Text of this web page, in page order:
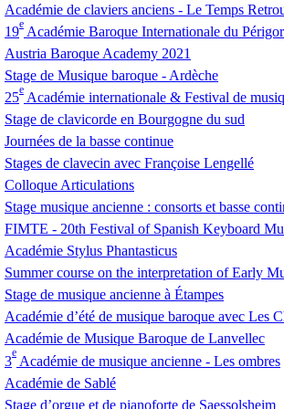
Académie de claviers anciens - Le Temps
19
e
Académie Baroque Internationale du
Austria Baroque Academy 2021
Stage de Musique baroque - Ardèche
25
e
Académie internationale & Festival de
Stage de clavicorde en Bourgogne du sud
Journées de la basse continue
Stages de clavecin avec Françoise Lengellé
Colloque Articulations
Stage musique ancienne : consorts et basse
FIMTE - 20th Festival of Spanish Keyboard
Académie Stylus Phantasticus
Summer course on the interpretation of Early
Stage de musique ancienne à Étampes
Académie d’été de musique baroque avec Les
Académie de Musique Baroque de Lanvellec
3
e
Académie de musique ancienne - Les ombres
Académie de Sablé
Stage d’orgue et de pianoforte de Saessolsheim